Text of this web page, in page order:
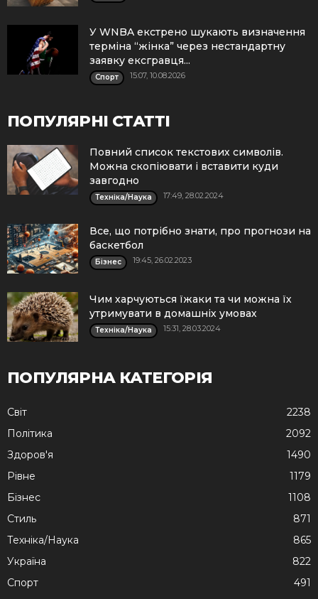
У WNBA екстрено шукають визначення
терміна “жінка” через нестандартну
заявку ексгравця...
Спорт 15:07, 10.08.2026
ПОПУЛЯРНІ СТАТТІ
Повний список текстових символів.
Можна скопіювати і вставити куди
завгодно
Техніка/Наука 17:49, 28.02.2024
Все, що потрібно знати, про прогнози на
баскетбол
Бізнес 19:45, 26.02.2023
Чим харчуються їжаки та чи можна їх
утримувати в домашніх умовах
Техніка/Наука 15:31, 28.03.2024
ПОПУЛЯРНА КАТЕГОРІЯ
Cвіт
2238
Політика
2092
Здоров'я
1490
Рівне
1179
Бізнес
1108
Стиль
871
Техніка/Наука
865
Україна
822
Спорт
491